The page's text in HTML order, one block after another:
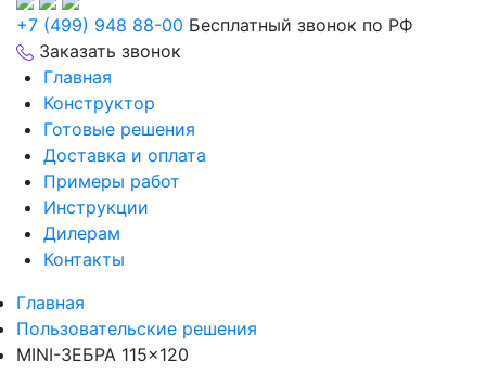
+7 (499) 948 88-00 Бесплатный звонок по РФ
Заказать звонок
Главная
Конструктор
Готовые решения
Доставка и оплата
Примеры работ
Инструкции
Дилерам
Контакты
Главная
Пользовательские решения
MINI-ЗЕБРА 115×120